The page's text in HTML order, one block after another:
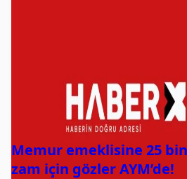
Memur emeklisine 25
zam için gözler AYM’de!